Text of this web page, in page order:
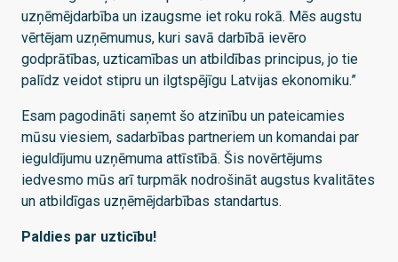
uzņēmējdarbība un izaugsme iet roku rokā. Mēs augstu
vērtējam uzņēmumus, kuri savā darbībā ievēro
godprātības, uzticamības un atbildības principus, jo tie
palīdz veidot stipru un ilgtspējīgu Latvijas ekonomiku.”
Esam pagodināti saņemt šo atzinību un pateicamies
mūsu viesiem, sadarbības partneriem un komandai par
ieguldījumu uzņēmuma attīstībā. Šis novērtējums
iedvesmo mūs arī turpmāk nodrošināt augstus kvalitātes
un atbildīgas uzņēmējdarbības standartus.
Paldies par uzticību!